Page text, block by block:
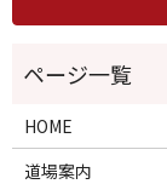
HOME
道場案内